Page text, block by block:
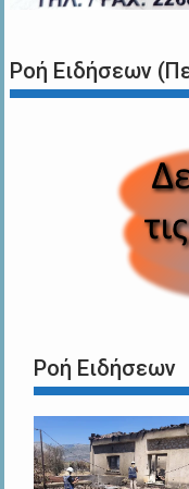
Ροή Ειδήσεων
Ροή Ειδήσεων